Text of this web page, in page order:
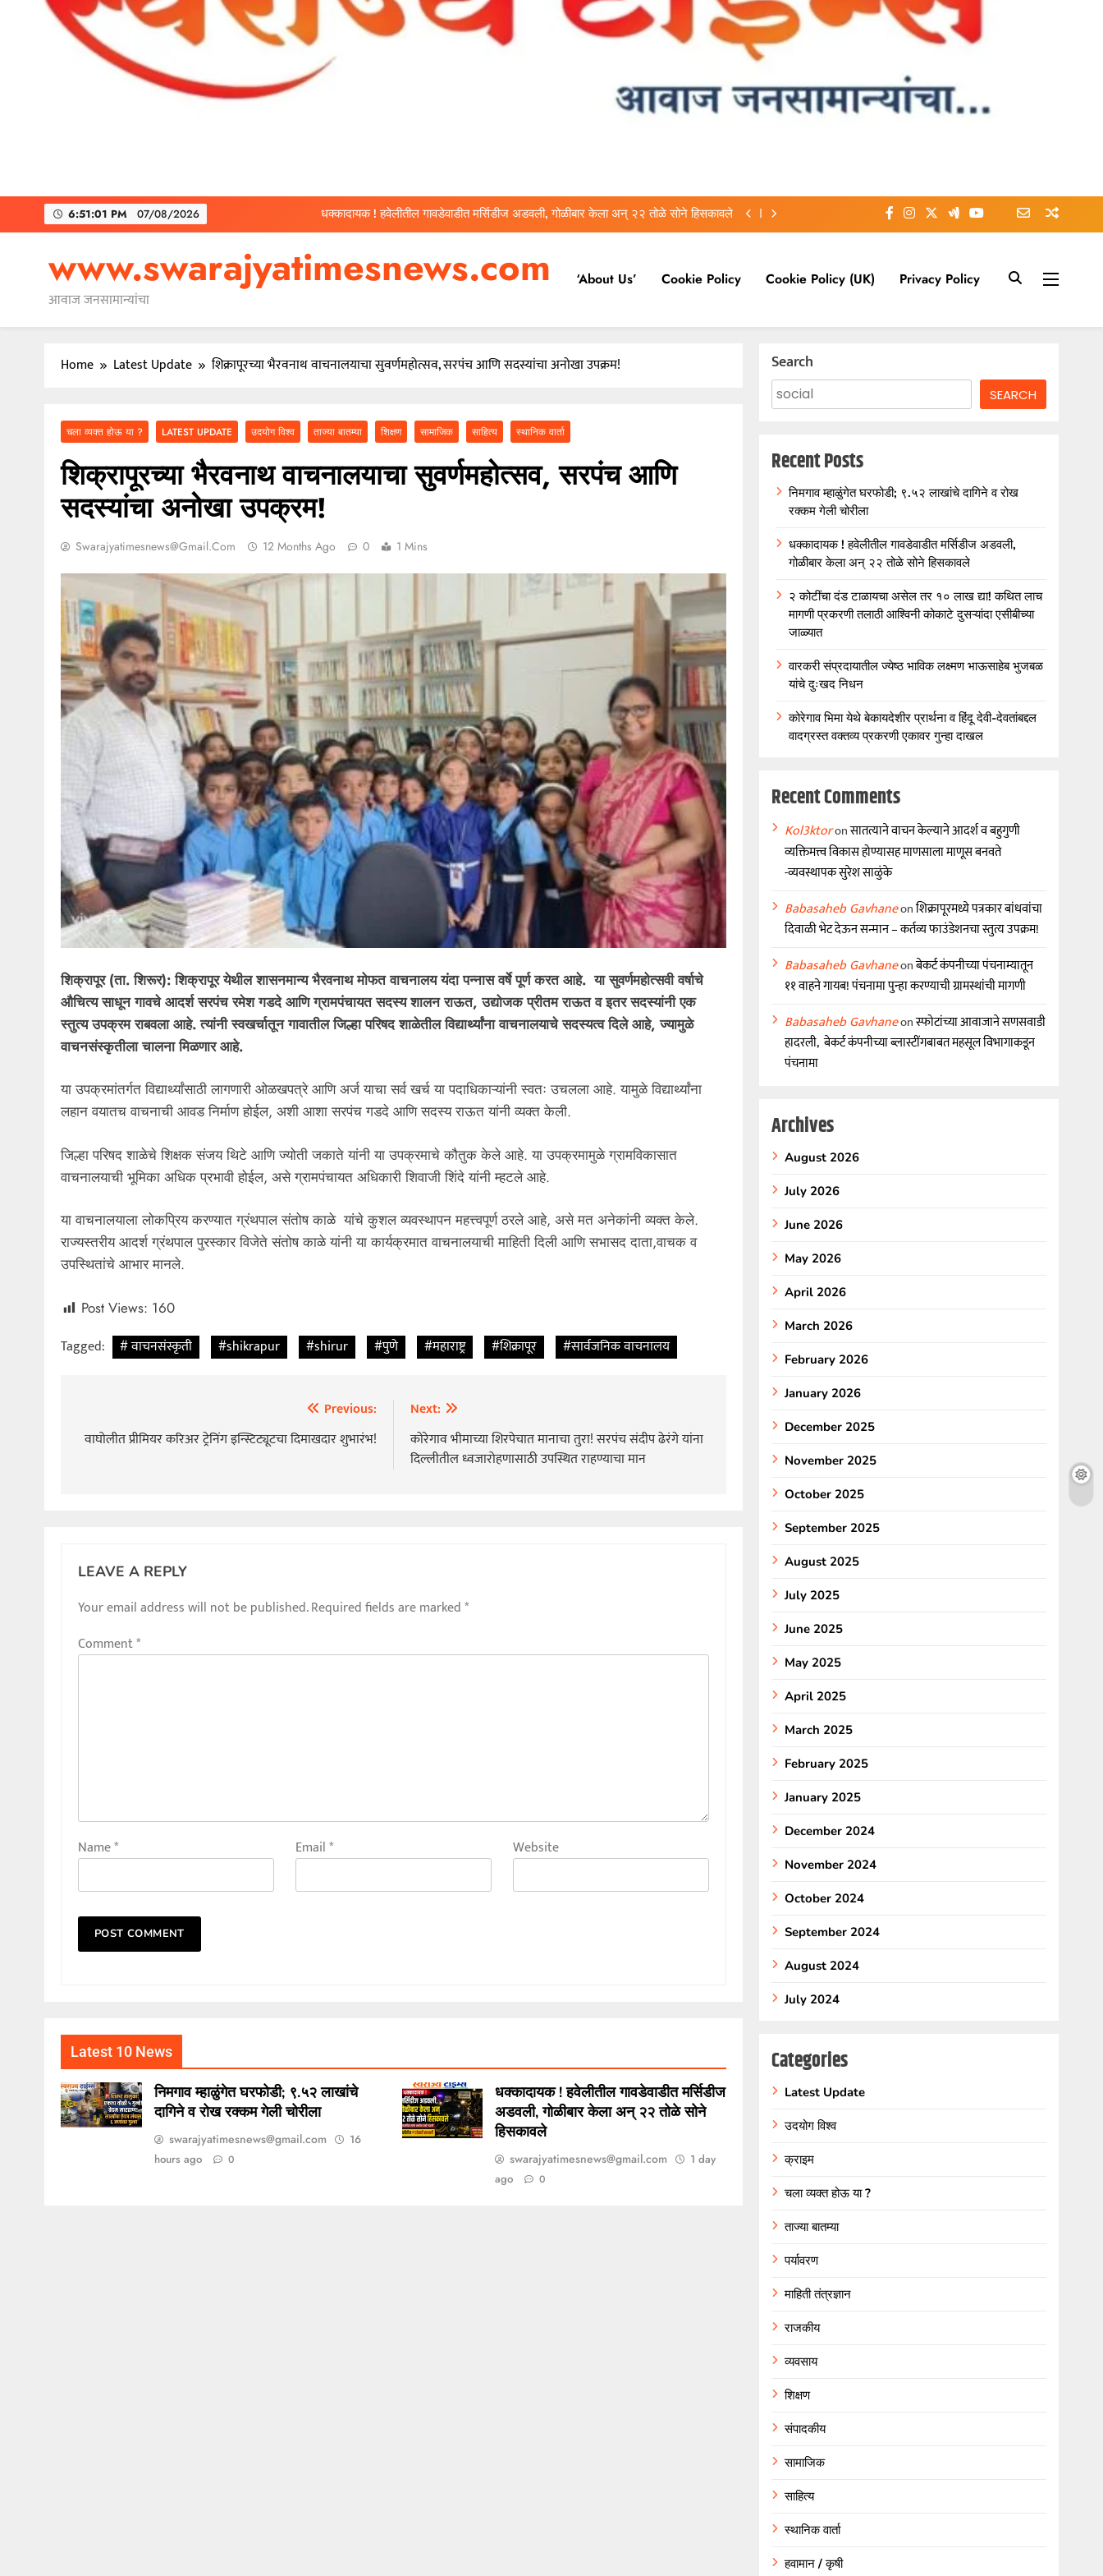
6:51:02 PM 07/08/2026 धक्कादायक ! हवेलीतील गावडेवाडीत मर्सिडीज अडवली, गोळीबार केला अन् २२ तोळे सोने हिसकावले
वारकरी संप्रदायातील ज्येष्ठ भाविक लक्ष्मण भाऊसाहेब भुजबळ यांचे दुःखद निधन
वारकरी संप्रदायातील ज्येष्ठ भाविक लक्ष्मण भाऊसाहेब भुजबळ यांचे दुःखद निधन
www.swarajyatimesnews.com
आवाज जनसामान्यांचा
‘About Us’ Cookie Policy Cookie Policy (UK) Privacy Policy
Home Latest Update शिक्रापूरच्या भैरवनाथ वाचनालयाचा सुवर्णमहोत्सव, सरपंच आणि सदस्यांचा अनोखा उपक्रम!
चला व्यक्त होऊ या ? LATEST UPDATE उदयोग विश्व ताज्या बातम्या शिक्षण सामाजिक साहित्य स्थानिक वार्ता
शिक्रापूरच्या भैरवनाथ वाचनालयाचा सुवर्णमहोत्सव, सरपंच आणि
सदस्यांचा अनोखा उपक्रम!
Swarajyatimesnews@gmail.com 12 Months Ago 0 1 Mins
शिक्रापूर (ता. शिरूर): शिक्रापूर येथील शासनमान्य भैरवनाथ मोफत वाचनालय यंदा पन्नास वर्षे पूर्ण करत आहे. या सुवर्णमहोत्सवी वर्षाचे
औचित्य साधून गावचे आदर्श सरपंच रमेश गडदे आणि ग्रामपंचायत सदस्य शालन राऊत, उद्योजक प्रीतम राऊत व इतर सदस्यांनी एक
स्तुत्य उपक्रम राबवला आहे. त्यांनी स्वखर्चातून गावातील जिल्हा परिषद शाळेतील विद्यार्थ्यांना वाचनालयाचे सदस्यत्व दिले आहे, ज्यामुळे
वाचनसंस्कृतीला चालना मिळणार आहे.
या उपक्रमांतर्गत विद्यार्थ्यांसाठी लागणारी ओळखपत्रे आणि अर्ज याचा सर्व खर्च या पदाधिकाऱ्यांनी स्वतः उचलला आहे. यामुळे विद्यार्थ्यांना
लहान वयातच वाचनाची आवड निर्माण होईल, अशी आशा सरपंच गडदे आणि सदस्य राऊत यांनी व्यक्त केली.
जिल्हा परिषद शाळेचे शिक्षक संजय थिटे आणि ज्योती जकाते यांनी या उपक्रमाचे कौतुक केले आहे. या उपक्रमामुळे ग्रामविकासात
वाचनालयाची भूमिका अधिक प्रभावी होईल, असे ग्रामपंचायत अधिकारी शिवाजी शिंदे यांनी म्हटले आहे.
या वाचनालयाला लोकप्रिय करण्यात ग्रंथपाल संतोष काळे यांचे कुशल व्यवस्थापन महत्त्वपूर्ण ठरले आहे, असे मत अनेकांनी व्यक्त केले.
राज्यस्तरीय आदर्श ग्रंथपाल पुरस्कार विजेते संतोष काळे यांनी या कार्यक्रमात वाचनालयाची माहिती दिली आणि सभासद दाता,वाचक व
उपस्थितांचे आभार मानले.
Post Views: 160
Tagged: # वाचनसंस्कृती #shikrapur #shirur #पुणे #महाराष्ट्र #शिक्रापूर #सार्वजनिक वाचनालय
navigation
Previous:
वाघोलीत प्रीमियर करिअर ट्रेनिंग इन्स्टिट्यूटचा दिमाखदार शुभारंभ!
Next:
कोरेगाव भीमाच्या शिरपेचात मानाचा तुरा! सरपंच संदीप ढेरंगे यांना
दिल्लीतील ध्वजारोहणासाठी उपस्थित राहण्याचा मान
LEAVE A REPLY
Your email address will not be published.Required fields are marked*
Comment*
Name* Email* Website
Latest 10 News
निमगाव म्हाळुंगेत घरफोडी; ९.५२ लाखांचे
दागिने व रोख रक्कम गेली चोरीला
swarajyatimesnews@gmail.com
16
hours ago
0
धक्कादायक ! हवेलीतील गावडेवाडीत मर्सिडीज
अडवली, गोळीबार केला अन् २२ तोळे सोने
हिसकावले
swarajyatimesnews@gmail.com
1 day
ago
0
Search
SEARCH
Recent Posts
निमगाव म्हाळुंगेत घरफोडी; ९.५२ लाखांचे दागिने व रोख
रक्कम गेली चोरीला
धक्कादायक ! हवेलीतील गावडेवाडीत मर्सिडीज अडवली,
गोळीबार केला अन् २२ तोळे सोने हिसकावले
२ कोटींचा दंड टाळायचा असेल तर १० लाख द्या! कथित लाच
मागणी प्रकरणी तलाठी आश्विनी कोकाटे दुसऱ्यांदा एसीबीच्या
जाळ्यात
वारकरी संप्रदायातील ज्येष्ठ भाविक लक्ष्मण भाऊसाहेब भुजबळ
यांचे दुःखद निधन
कोरेगाव भिमा येथे बेकायदेशीर प्रार्थना व हिंदू देवी-देवतांबद्दल
वादग्रस्त वक्तव्य प्रकरणी एकावर गुन्हा दाखल
Recent Comments
Kol3ktoronसातत्याने वाचन केल्याने आदर्श व बहुगुणी
व्यक्तिमत्त्व विकास होण्यासह माणसाला माणूस बनवते
-व्यवस्थापक सुरेश साळुंके
Babasaheb Gavhaneonशिक्रापूरमध्ये पत्रकार बांधवांचा
दिवाळी भेट देऊन सन्मान – कर्तव्य फाउंडेशनचा स्तुत्य उपक्रम!
Babasaheb Gavhaneonबेकर्ट कंपनीच्या पंचनाम्यातून
११ वाहने गायब! पंचनामा पुन्हा करण्याची ग्रामस्थांची मागणी
Babasaheb Gavhaneonस्फोटांच्या आवाजाने सणसवाडी
हादरली, बेकर्ट कंपनीच्या ब्लास्टींगबाबत महसूल विभागाकडून
पंचनामा
Archives
August 2026
July 2026
June 2026
May 2026
April 2026
March 2026
February 2026
January 2026
December 2025
November 2025
October 2025
September 2025
August 2025
July 2025
June 2025
May 2025
April 2025
March 2025
February 2025
January 2025
December 2024
November 2024
October 2024
September 2024
August 2024
July 2024
Categories
Latest Update
उदयोग विश्व
क्राइम
चला व्यक्त होऊ या ?
ताज्या बातम्या
पर्यावरण
माहिती तंत्रज्ञान
राजकीय
व्यवसाय
शिक्षण
संपादकीय
सामाजिक
साहित्य
स्थानिक वार्ता
हवामान / कृषी